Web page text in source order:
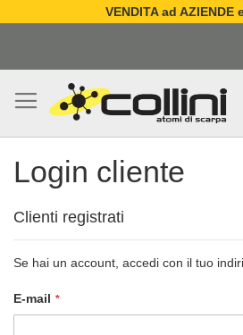
VENDITA ad AZIENDE
Login cliente
Clienti registrati
Se hai un account, accedi con il tuo
E-mail